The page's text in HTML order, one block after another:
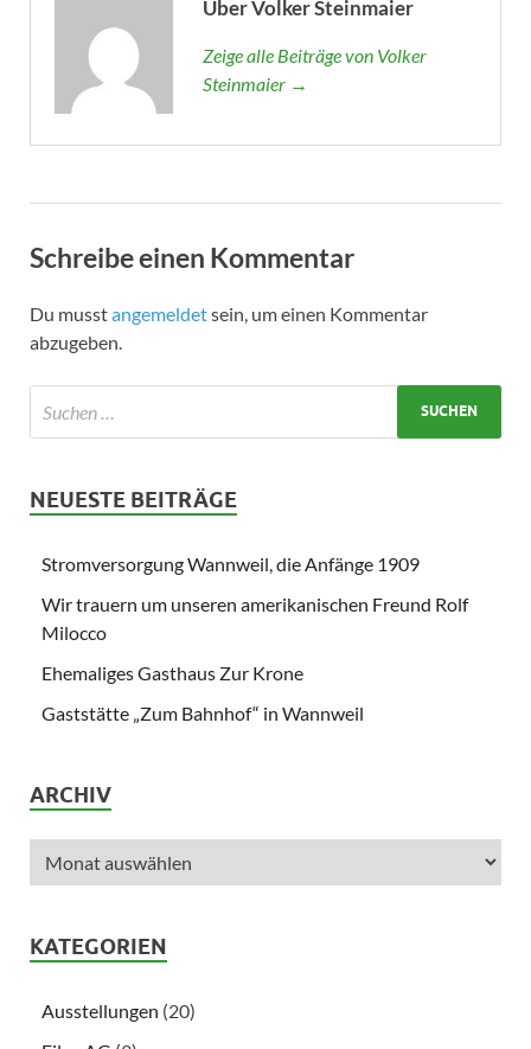
Über Volker Steinmaier
Zeige alle Beiträge von Volker
Steinmaier →
Schreibe einen Kommentar
Du musstangemeldetsein, um einen Kommentar
abzugeben.
NEUESTE BEITRÄGE
Stromversorgung Wannweil, die Anfänge 1909
Wir trauern um unseren amerikanischen Freund Rolf
Milocco
Ehemaliges Gasthaus Zur Krone
Gaststätte „Zum Bahnhof“ in Wannweil
ARCHIV
KATEGORIEN
Ausstellungen (20)